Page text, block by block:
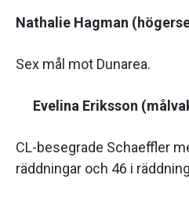
Nathalie Hagman
Sex mål mot Dunarea.
Evelina Eriksson
CL-besegrade Schaeffler
räddningar och 46 i